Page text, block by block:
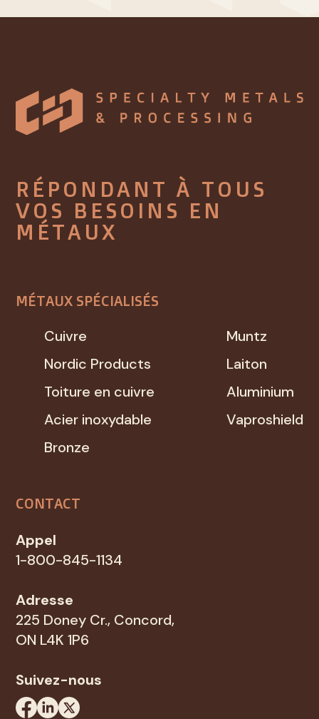
RÉPONDANT À TOUS
VOS BESOINS EN
MÉTAUX
MÉTAUX SPÉCIALISÉS
Cuivre
Nordic Products
Toiture en cuivre
Acier inoxydable
Bronze
Muntz
Laiton
Aluminium
Vaproshield
CONTACT
Appel
1-800-845-1134
Adresse
225 Doney Cr., Concord,
ON L4K 1P6
Suivez-nous